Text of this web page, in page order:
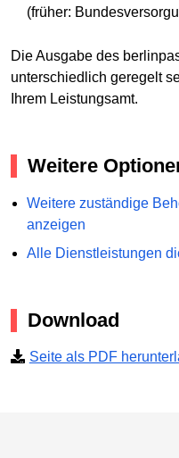
(früher:
Die Ausgabe des
unterschiedlich geregelt
Ihrem Leistungsamt.
Weitere
Weitere zuständige
anzeigen
Alle Dienstleistungen
Download
Seite als PDF